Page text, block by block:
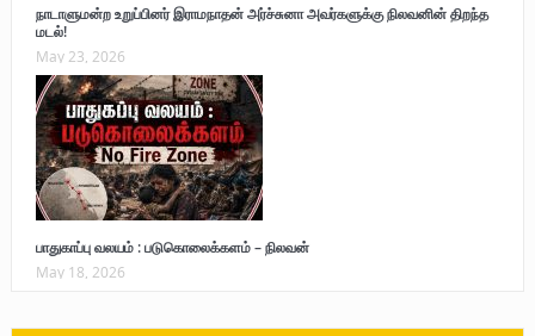
நாடாளுமன்ற உறுப்பினர் இராமநாதன் அர்ச்சுனா அவர்களுக்கு நிலவனின் திறந்த
மடல்!
May 23, 2026
பாதுகாப்பு வலயம் : படுகொலைக்களம் – நிலவன்
May 18, 2026